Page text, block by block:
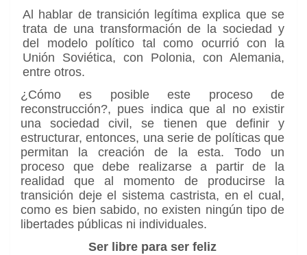
Al hablar de transición legítima explica que se
trata de una transformación de la sociedad y
del modelo político tal como ocurrió con la
Unión Soviética, con Polonia, con Alemania,
entre otros.
¿Cómo es posible este proceso de
reconstrucción?, pues indica que al no existir
una sociedad civil, se tienen que definir y
estructurar, entonces, una serie de políticas que
permitan la creación de la esta. Todo un
proceso que debe realizarse a partir de la
realidad que al momento de producirse la
transición deje el sistema castrista, en el cual,
como es bien sabido, no existen ningún tipo de
libertades públicas ni individuales.
Ser libre para ser feliz